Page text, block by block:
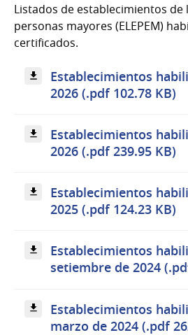
Listados de establecimientos de
personas mayores (ELEPEM)
certificados.
Establecimientos
2026 (.pdf 102.78 KB)
Establecimientos
2026 (.pdf 239.95 KB)
Establecimientos
2025 (.pdf 124.23 KB)
Establecimientos
setiembre de 2024
Establecimientos
marzo de 2024 (.pdf